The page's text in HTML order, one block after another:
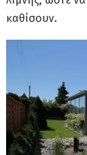
καθίσουν.